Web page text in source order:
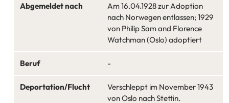
Abgemeldet nach
Am 16.04.1928 zur Adoption
nach Norwegen entlassen; 1929
von Philip Sam and Florence
Watchman (Oslo) adoptiert
Beruf -
Deportation/Flucht
Verschleppt im November 1943
von Oslo nach Stettin.